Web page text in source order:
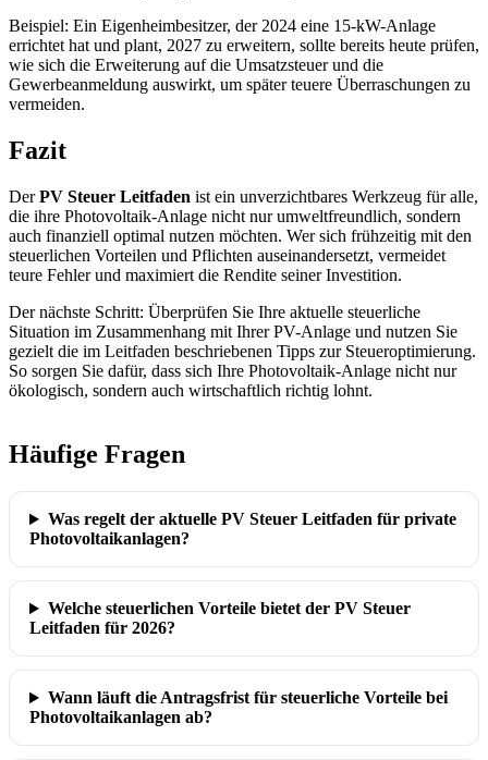
Beispiel: Ein Eigenheimbesitzer, der 2024 eine 15-kW-Anlage
errichtet hat und plant, 2027 zu erweitern, sollte bereits heute prüfen,
wie sich die Erweiterung auf die Umsatzsteuer und die
Gewerbeanmeldung auswirkt, um später teuere Überraschungen zu
vermeiden.
Fazit
DerPV Steuer Leitfaden ist ein unverzichtbares Werkzeug für alle,
die ihre Photovoltaik-Anlage nicht nur umweltfreundlich, sondern
auch finanziell optimal nutzen möchten. Wer sich frühzeitig mit den
steuerlichen Vorteilen und Pflichten auseinandersetzt, vermeidet
teure Fehler und maximiert die Rendite seiner Investition.
Der nächste Schritt: Überprüfen Sie Ihre aktuelle steuerliche
Situation im Zusammenhang mit Ihrer PV-Anlage und nutzen Sie
gezielt die im Leitfaden beschriebenen Tipps zur Steueroptimierung.
So sorgen Sie dafür, dass sich Ihre Photovoltaik-Anlage nicht nur
ökologisch, sondern auch wirtschaftlich richtig lohnt.
Häufige Fragen
Was regelt der aktuelle PV Steuer Leitfaden für private
Photovoltaikanlagen?
Welche steuerlichen Vorteile bietet der PV Steuer
Leitfaden für 2026?
Wann läuft die Antragsfrist für steuerliche Vorteile bei
Photovoltaikanlagen ab?